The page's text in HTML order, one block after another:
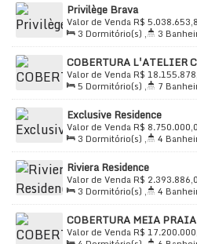
Privilège Brava
R$
Valor de Venda
47, 88306-837, Praia dos
3 Dormitório(s) , 3
Suíte(s), Total: 141.00m²,
203.44m²
COBERTURA L'ATELIER
R$
Valor de Venda
88220-000, Meia Praia,
5 Dormitório(s) , 7
Sala(s) , 5Suíte(s) , Total:
427.44m²
Exclusive Residence
R$
Valor de Venda
401, Fazenda, Itajaí, Santa
3 Dormitório(s) , 4
Sala(s) , 3Suíte(s) , Total:
161.69~ 360.30m²
Riviera Residence
R$
Valor de Venda
88215-000, Mariscal,
3 Dormitório(s) , 4
116.70m², 3 Suíte(s),
101.50~ 113.84m²
COBERTURA MEIA PRAIA
R$
Valor de Venda